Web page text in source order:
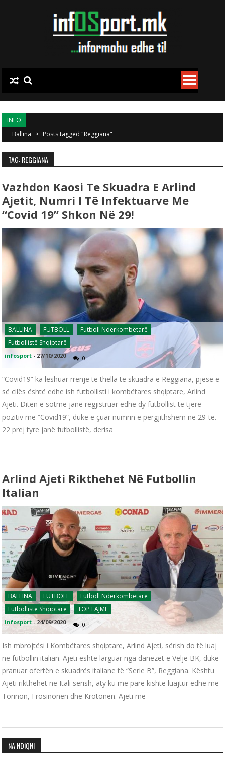
INFO
Ballina > Posts tagged "Reggiana"
TAG: REGGIANA
Vazhdon Kaosi Te Skuadra E Arlind
Ajetit, Numri I Të Infektuarve Me
“Covid 19” Shkon Në 29!
BALLINA FUTBOLL
Futboll Ndërkombëtarë
Futbollistë Shqiptarë
infosport - 27/10/2020 0
“Covid19” ka lëshuar rrënjë të thella te skuadra e Reggiana, pjesë e
së cilës është edhe ish futbollisti i kombëtares shqiptare, Arlind
Ajeti. Ditën e sotme janë regjistruar edhe dy futbollist të tjerë
pozitiv me “Covid19”, duke e çuar numrin e përgjithshëm në 29-të.
22 prej tyre janë futbollistë, derisa
Arlind Ajeti Rikthehet Në Futbollin
Italian
BALLINA FUTBOLL
Futboll Ndërkombëtarë
Futbollistë Shqiptarë
TOP LAJME
infosport -24/09/2020 0
Ish mbrojtësi i Kombëtares shqiptare, Arlind Ajeti, sërish do të luaj
në futbollin italian. Ajeti është larguar nga danezët e Velje BK, duke
pranuar ofertën e skuadrës italiane të “Serie B”, Reggiana. Kështu
Ajeti rikthehet në Itali sërish, aty ku më parë kishte luajtur edhe me
Torinon, Frosinonen dhe Krotonen. Ajeti me
NA NDIQNI